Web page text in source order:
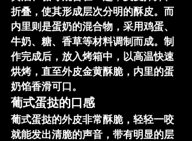
折叠，使其形成层次分明的酥皮。而
内里则是蛋奶的混合物，采用鸡蛋、
牛奶、糖、香草等材料调制而成。制
作完成后，放入烤箱中，以高温快速
烘烤，直至外皮金黄酥脆，内里的蛋
奶馅香滑可口。
葡式蛋挞的口感
葡式蛋挞的外皮非常酥脆，轻轻一咬
就能发出清脆的声音，带有明显的层